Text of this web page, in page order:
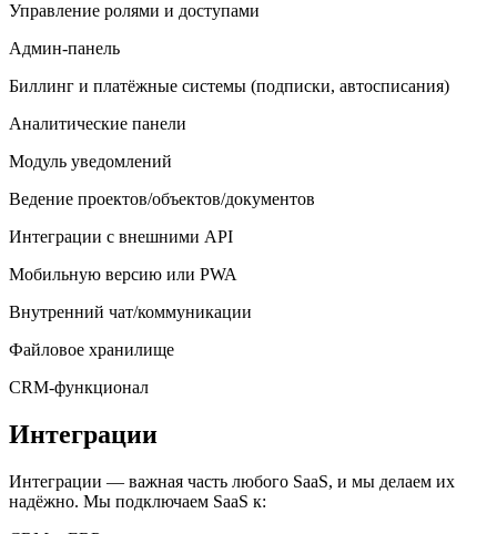
Управление ролями и доступами
Админ-панель
Биллинг и платёжные системы (подписки, автосписания)
Аналитические панели
Модуль уведомлений
Ведение проектов/объектов/документов
Интеграции с внешними API
Мобильную версию или PWA
Внутренний чат/коммуникации
Файловое хранилище
CRM-функционал
Интеграции
Интеграции — важная часть любого SaaS, и мы делаем их
надёжно. Мы подключаем SaaS к: